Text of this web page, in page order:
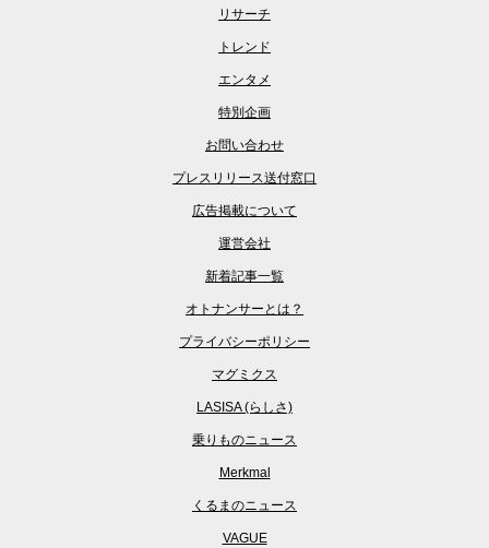
リサーチ
トレンド
エンタメ
特別企画
お問い合わせ
プレスリリース送付窓口
広告掲載について
運営会社
新着記事一覧
オトナンサーとは？
プライバシーポリシー
マグミクス
LASISA (らしさ)
乗りものニュース
Merkmal
くるまのニュース
VAGUE